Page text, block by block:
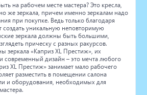
на рабочем месте мастера? Это кресла,
же зеркала, причем именно зеркалам надо
при покупке. Ведь только благодаря
создать уникальную неповторимую
зеркала должны быть большими,
прическу с разных ракурсов.
зеркала «Каприз XL Престиж», их
и современный дизайн – это мечта любого
XL Престиж» занимает мало рабочего
разместить в помещении салона
и оборудования, необходимых для